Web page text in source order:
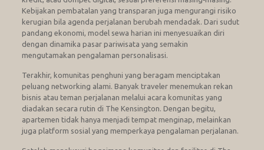
Kebijakan pembatalan yang transparan juga mengurangi risiko
kerugian bila agenda perjalanan berubah mendadak. Dari sudut
pandang ekonomi, model sewa harian ini menyesuaikan diri
dengan dinamika pasar pariwisata yang semakin
mengutamakan pengalaman personalisasi.
Terakhir, komunitas penghuni yang beragam menciptakan
peluang networking alami. Banyak traveler menemukan rekan
bisnis atau teman perjalanan melalui acara komunitas yang
diadakan secara rutin di The Kensington. Dengan begitu,
apartemen tidak hanya menjadi tempat menginap, melainkan
juga platform sosial yang memperkaya pengalaman perjalanan.